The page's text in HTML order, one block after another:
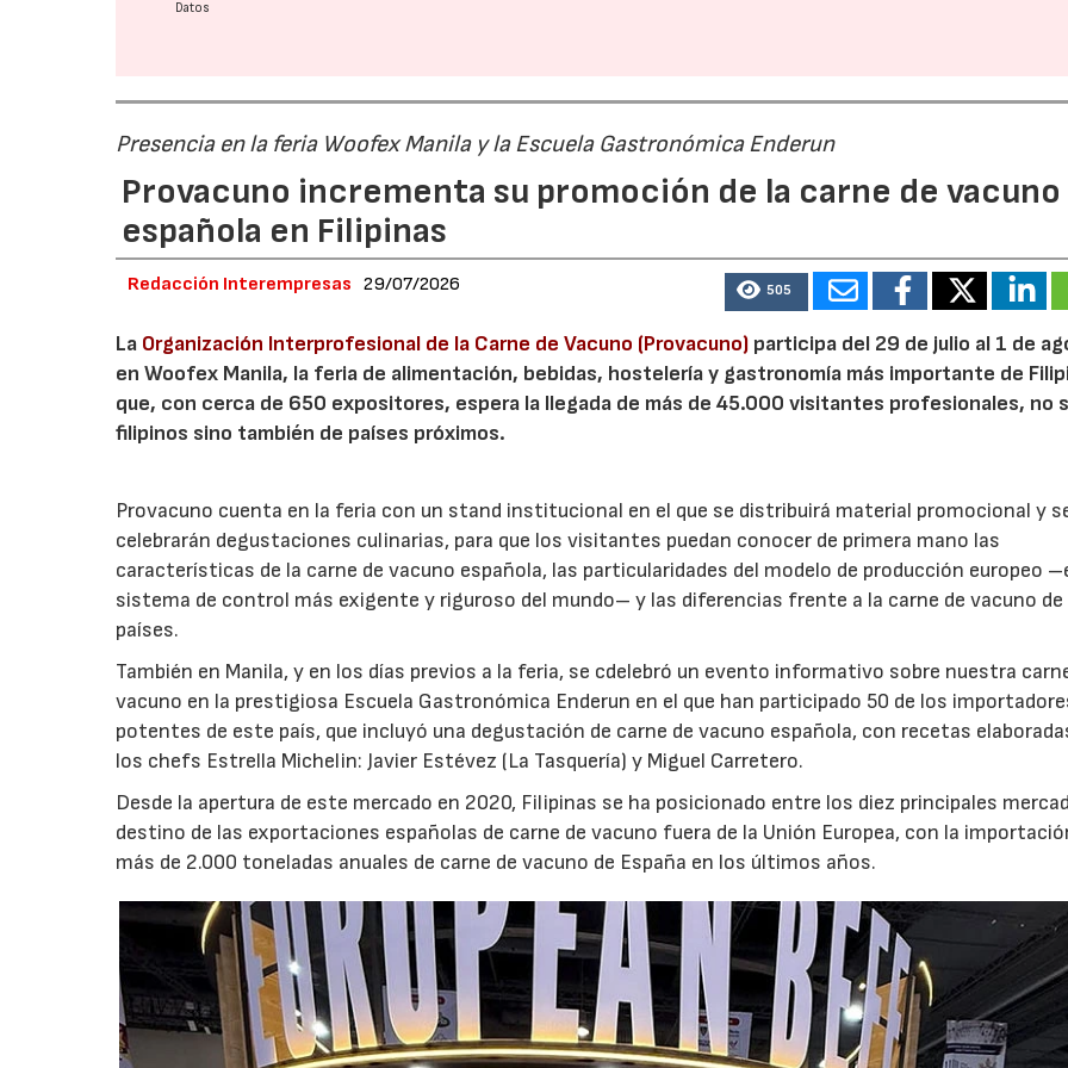
Datos
Presencia en la feria Woofex Manila y la Escuela Gastronómica Enderun
Provacuno incrementa su promoción de la carne de vacuno
española en Filipinas
Redacción Interempresas 29/07/2026 505
La Organización Interprofesional de la Carne de Vacuno (Provacuno) participa del 29 de julio al 1 de
en Woofex Manila, la feria de alimentación, bebidas, hostelería y gastronomía más importante de
que, con cerca de 650 expositores, espera la llegada de más de 45.000 visitantes profesionales, no
filipinos sino también de países próximos.
Provacuno cuenta en la feria con un stand institucional en el que se distribuirá material promocional y
celebrarán degustaciones culinarias, para que los visitantes puedan conocer de primera mano las
características de la carne de vacuno española, las particularidades del modelo de producción europeo
sistema de control más exigente y riguroso del mundo– y las diferencias frente a la carne de vacuno
países.
También en Manila, y en los días previos a la feria, se cdelebró un evento informativo sobre nuestra
vacuno en la prestigiosa Escuela Gastronómica Enderun en el que han participado 50 de los
potentes de este país, que incluyó una degustación de carne de vacuno española, con recetas
los chefs Estrella Michelin: Javier Estévez (La Tasquería) y Miguel Carretero.
Desde la apertura de este mercado en 2020, Filipinas se ha posicionado entre los diez principales
destino de las exportaciones españolas de carne de vacuno fuera de la Unión Europea, con la
más de 2.000 toneladas anuales de carne de vacuno de España en los últimos años.